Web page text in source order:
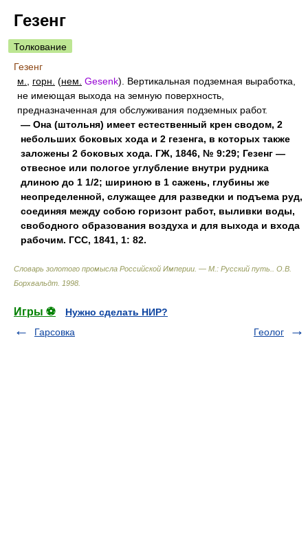
Гезенг
Толкование
Гезенг
м.
горн. (нем. Gesenk). Вертикальная подземная выработка,
не имеющая выхода на земную поверхность,
предназначенная для обслуживания подземных работ.
— Она (штольня) имеет естественный крен сводом, 2
небольших боковых хода и 2 гезенга, в которых также
заложены 2 боковых хода. ГЖ, 1846, № 9:29; Гезенг —
отвесное или пологое углубление внутри рудника
длиною до 1 1/2; шириною в 1 сажень, глубины же
неопределенной, служащее для разведки и подъема руд,
соединяя между собою горизонт работ, выливки воды,
свободного образования воздуха и для выхода и входа
рабочим. ГСС, 1841, 1: 82.
Словарь золотого промысла Российской Империи. — М.: Русский путь.
О.В.
Борхвальдт 1998
Игры ⚽
Нужно сделать НИР?
Гарсовка
Геолог